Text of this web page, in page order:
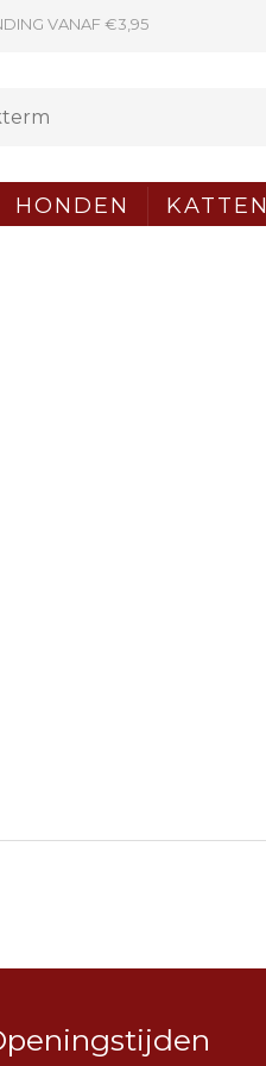
VANAF €3,95
HONDEN KATTEN